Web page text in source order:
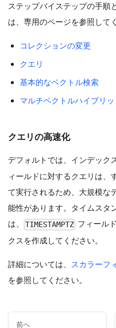
ステップバイステップの手順
は、専用のページを参照して
コレクションの変更
クエリ
基本的なベクトル検索
マルチベクトルハイブリ
クエリの高速化
デフォルトでは、インデック
ィールドに対するクエリは、
て実行されるため、大規模な
能性があります。タイムスタ
は、
TIMESTAMPTZ フィール
クスを作成してください。
詳細については、 スカラーフ
を参照してください。
前へ